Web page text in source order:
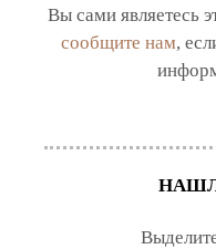
Вы сами являетесь
сообщите нам,